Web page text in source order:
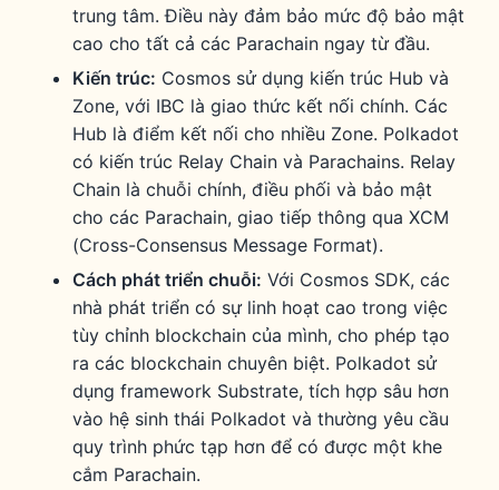
trung tâm. Điều này đảm bảo mức độ bảo mật
cao cho tất cả các Parachain ngay từ đầu.
Kiến trúc: Cosmos sử dụng kiến trúc Hub và
Zone, với IBC là giao thức kết nối chính. Các
Hub là điểm kết nối cho nhiều Zone. Polkadot
có kiến trúc Relay Chain và Parachains. Relay
Chain là chuỗi chính, điều phối và bảo mật
cho các Parachain, giao tiếp thông qua XCM
(Cross-Consensus Message Format).
Cách phát triển chuỗi: Với Cosmos SDK, các
nhà phát triển có sự linh hoạt cao trong việc
tùy chỉnh blockchain của mình, cho phép tạo
ra các blockchain chuyên biệt. Polkadot sử
dụng framework Substrate, tích hợp sâu hơn
vào hệ sinh thái Polkadot và thường yêu cầu
quy trình phức tạp hơn để có được một khe
cắm Parachain.